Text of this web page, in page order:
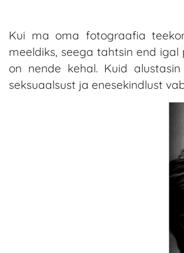
Kui ma oma fotograafia
meeldiks, seega tahtsin end
on nende kehal. Kuid
seksuaalsust ja enesekindlust